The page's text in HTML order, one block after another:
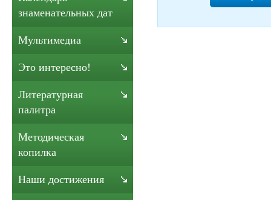
знаменательных дат
Мультимедиа
Это интересно!
Литературная
палитра
Методическая
копилка
Наши достижения